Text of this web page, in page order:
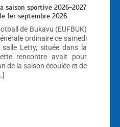
saison sportive 2026-2027
1er septembre 2026
de Bukavu (EUFBUK)
ordinaire ce samedi
Letty, située dans la
rencontre avait pour
de la saison écoulée et de